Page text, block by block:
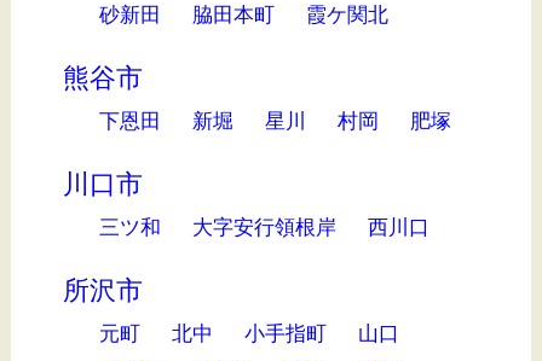
砂新田 脇田本町 霞ケ関北
熊谷市
下恩田 新堀 星川 村岡 肥塚
川口市
三ツ和 大字安行領根岸 西川口
所沢市
元町 北中 小手指町
山口